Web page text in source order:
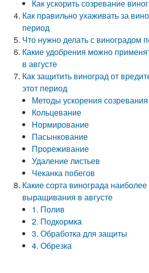
Как ускорить созревание
Как правильно ухаживать за
период
Что нужно делать с виноградом
Какие удобрения можно
в августе
Как защитить виноград от
этот период
Методы ускорения созревания
Кольцевание
Нормирование
Пасынкование
Прореживание
Удаление листьев
Чеканка побегов
Какие сорта винограда
выращивания в августе
1. Полив
2. Подкормка
3. Обработка для защиты
4. Обрезка